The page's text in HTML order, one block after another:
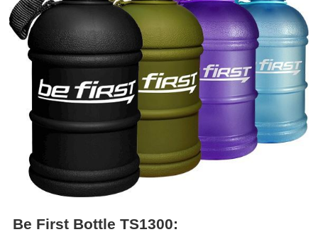
Be First Bottle TS1300: